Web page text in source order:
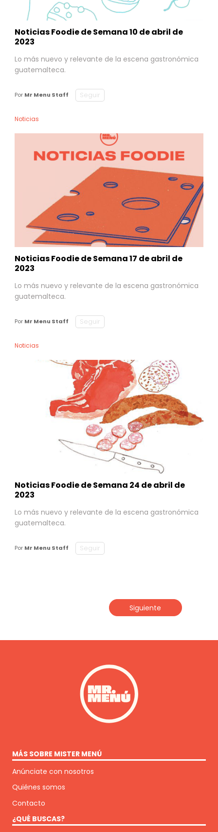
Noticias Foodie de Semana 10 de abril de
2023
Lo más nuevo y relevante de la escena gastronómica
guatemalteca.
Por Mr Menu Staff Seguir
Noticias
Noticias Foodie de Semana 17 de abril de
2023
Lo más nuevo y relevante de la escena gastronómica
guatemalteca.
Por Mr Menu Staff Seguir
Noticias
Noticias Foodie de Semana 24 de abril de
2023
Lo más nuevo y relevante de la escena gastronómica
guatemalteca.
Por Mr Menu Staff Seguir
Siguiente
MÁS SOBRE MISTER MENÚ
Anúnciate con nosotros
Quiénes somos
Contacto
¿QUÉ BUSCAS?